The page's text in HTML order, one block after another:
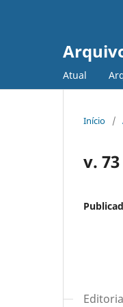
Atual
Início /
v.